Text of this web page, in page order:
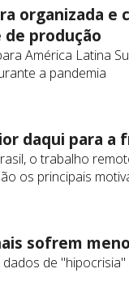
organizada e
produção
América Latina
a pandemia
daqui para a
o trabalho
os principais
sofrem
de